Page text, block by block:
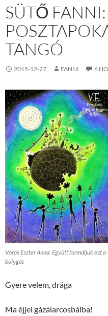
SÜTŐ FANNI:
TANGÓ
2015-12-27 FANNI 6
Vörös Eszter Anna: Együtt formáljuk ezt a
bolygót
Gyere velem, drága
Ma éjjel gázálarcosbálba!